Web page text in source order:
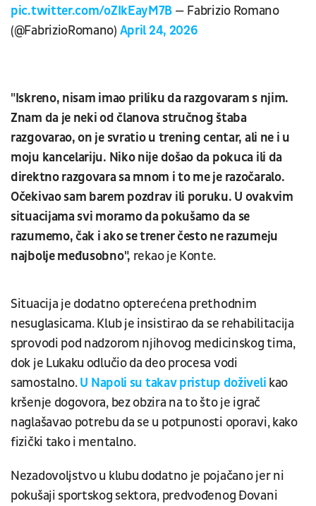
pic.twitter.com/oZIkEayM7B — Fabrizio Romano
(@FabrizioRomano) April 24, 2026
"Iskreno, nisam imao priliku da razgovaram s njim.
Znam da je neki od članova stručnog štaba
razgovarao, on je svratio u trening centar, ali ne i u
moju kancelariju. Niko nije došao da pokuca ili da
direktno razgovara sa mnom i to me je razočaralo.
Očekivao sam barem pozdrav ili poruku. U ovakvim
situacijama svi moramo da pokušamo da se
razumemo, čak i ako se trener često ne razumeju
najbolje međusobno", rekao je Konte.
Situacija je dodatno opterećena prethodnim
nesuglasicama. Klub je insistirao da se rehabilitacija
sprovodi pod nadzorom njihovog medicinskog tima,
dok je Lukaku odlučio da deo procesa vodi
samostalno.U Napoli su takav pristup doživeli kao
kršenje dogovora, bez obzira na to što je igrač
naglašavao potrebu da se u potpunosti oporavi, kako
fizički tako i mentalno.
Nezadovoljstvo u klubu dodatno je pojačano jer ni
pokušaji sportskog sektora, predvođenog Đovani